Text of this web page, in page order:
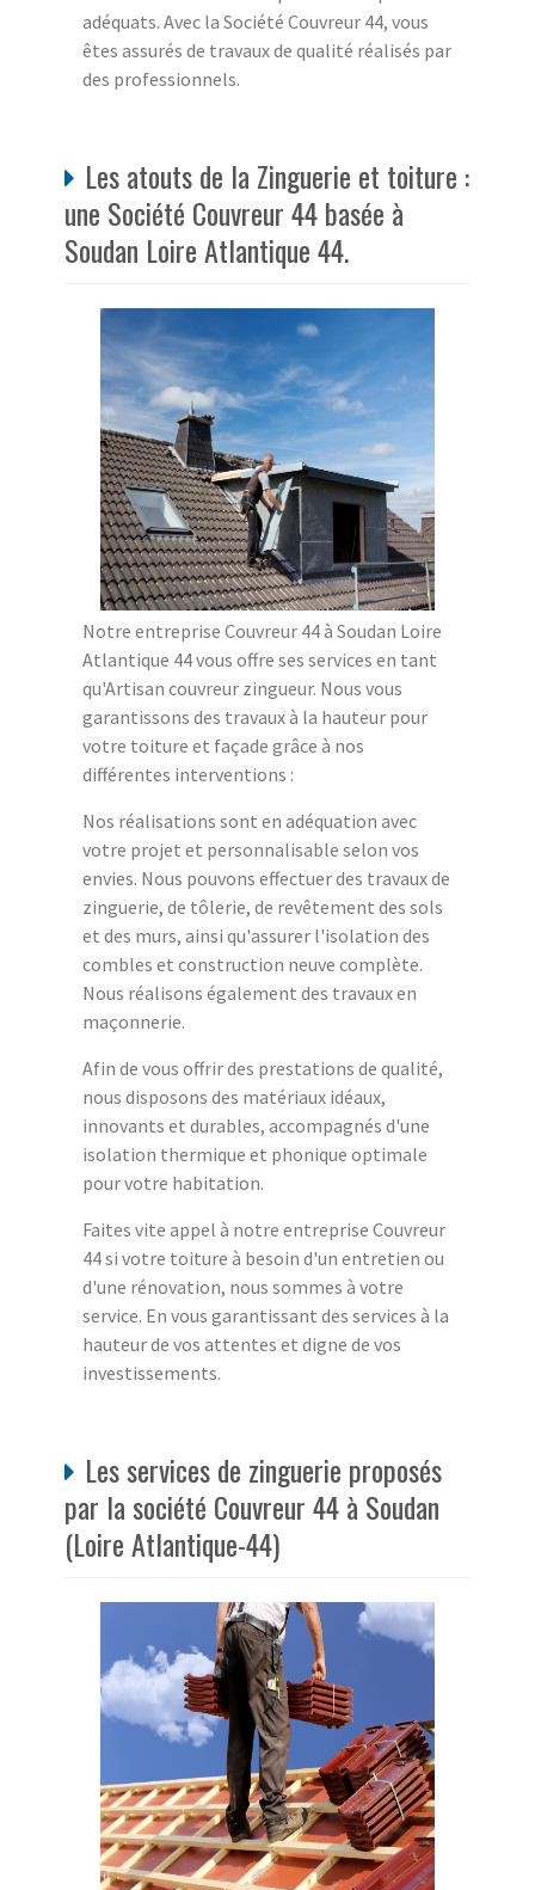
adéquats. Avec la Société Couvreur 44, vous
êtes assurés de travaux de qualité réalisés par
des professionnels.
Les atouts de la Zinguerie et toiture :
une Société Couvreur 44 basée à
Soudan Loire Atlantique 44.
Notre entreprise Couvreur 44 à Soudan Loire
Atlantique 44 vous offre ses services en tant
qu'Artisan couvreur zingueur. Nous vous
garantissons des travaux à la hauteur pour
votre toiture et façade grâce à nos
différentes interventions :
Nos réalisations sont en adéquation avec
votre projet et personnalisable selon vos
envies. Nous pouvons effectuer des travaux de
zinguerie, de tôlerie, de revêtement des sols
et des murs, ainsi qu'assurer l'isolation des
combles et construction neuve complète.
Nous réalisons également des travaux en
maçonnerie.
Afin de vous offrir des prestations de qualité,
nous disposons des matériaux idéaux,
innovants et durables, accompagnés d'une
isolation thermique et phonique optimale
pour votre habitation.
Faites vite appel à notre entreprise Couvreur
44 si votre toiture à besoin d'un entretien ou
d'une rénovation, nous sommes à votre
service. En vous garantissant des services à la
hauteur de vos attentes et digne de vos
investissements.
Les services de zinguerie proposés
par la société Couvreur 44 à Soudan
(Loire Atlantique-44)